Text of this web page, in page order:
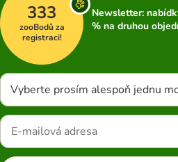
333
zooBodů za
registraci!
Newsletter:
% na druhou
Vyberte prosím alespoň jednu